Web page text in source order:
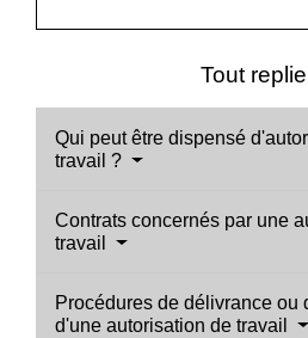
Tout
Qui peut être dispensé
travail ?
Contrats concernés par une
travail
Procédures de délivrance ou
d'une autorisation de travail